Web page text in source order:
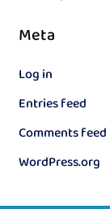
Meta
Log in
Entries feed
Comments feed
WordPress.org